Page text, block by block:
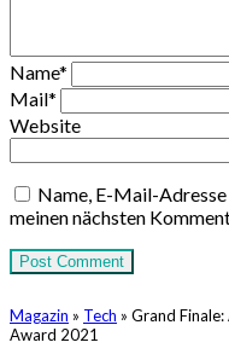
Name*
Mail*
Website
Name, E-Mail-
meinen nächsten
Magazin » Tech » Grand
Award 2021